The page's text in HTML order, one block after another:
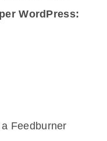
WordPress:
Feedburner